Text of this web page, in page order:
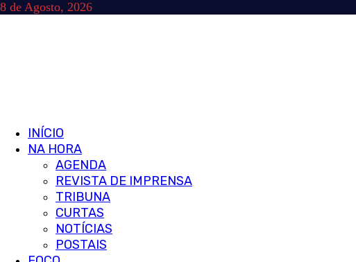
Skip
8 de Agosto, 2026
Primary
Menu
INÍCIO
NA HORA
AGENDA
REVISTA DE IMPRENSA
TRIBUNA
CURTAS
NOTÍCIAS
POSTAIS